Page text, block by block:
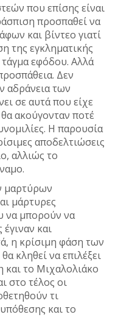
που επίσης είναι
προσπαθεί να
και βίντεο γιατί
της εγκληματικής
εφόδου. Αλλά
Δεν
αδράνεια των
σε αυτά που είχε
ακούγονταν ποτέ
Η παρουσία
αποδελτιώσεις
αλλιώς το
μαρτύρων
μάρτυρες
να μπορούν να
και
η κρίσιμη φάση των
κληθεί να επιλέξει
και το Μιχαλολιάκο
στο τέλος οι
τι
και το